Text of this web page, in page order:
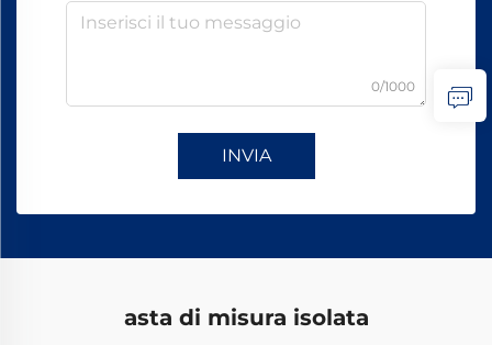
0/1000
INVIA
asta di misura isolata